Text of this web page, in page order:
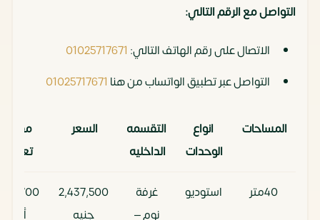
التواصل مع الرقم التالي:
الاتصال على رقم الهاتف التالي: 01025717671
التواصل عبر تطبيق الواتساب من هنا 01025717671
المساحات
انواع
الوحدات
التقسمه
الداخليه
السعر
مقدم
تعاقد
40متر استوديو
غرفة
نوم –
2,437,500
جنيه
ألف